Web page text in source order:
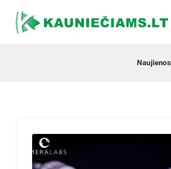
Naujienos